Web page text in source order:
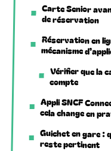
Carte Senior
de réservation
Réservation en
mécanisme
Vérifier que la
compte
Appli SNCF
cela change en
Guichet en gare :
reste pertinent